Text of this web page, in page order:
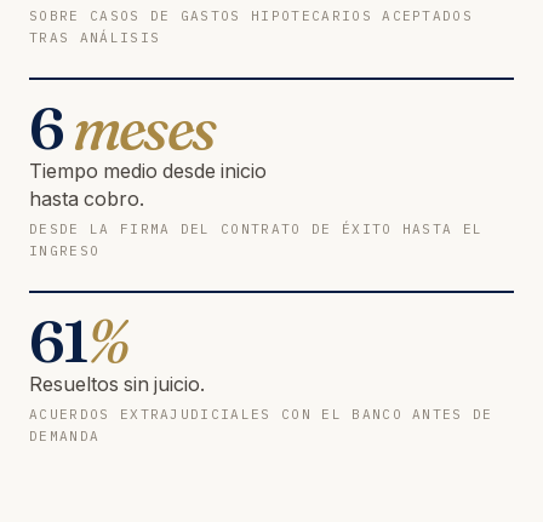
SOBRE CASOS DE GASTOS HIPOTECARIOS ACEPTADOS
TRAS ANÁLISIS
6meses
Tiempo medio desde inicio
hasta cobro.
DESDE LA FIRMA DEL CONTRATO DE ÉXITO HASTA EL
INGRESO
61%
Resueltos sin juicio.
ACUERDOS EXTRAJUDICIALES CON EL BANCO ANTES DE
DEMANDA